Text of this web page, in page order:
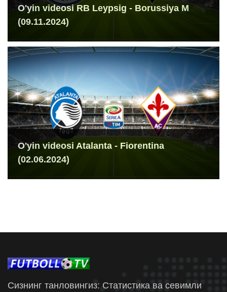
O'yin videosi RB Leypsig - Borussiya M
(09.11.2024)
O'yin videosi Atalanta - Fiorentina
(02.06.2024)
Сизнинг танловингиз: Статистика ва севимли